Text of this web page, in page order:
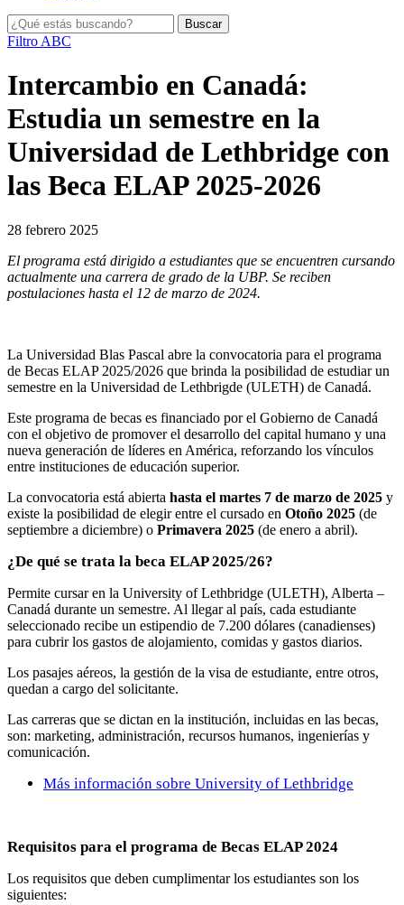
Filtro ABC
Intercambio en Canadá:
Estudia un semestre en la
Universidad de Lethbridge con
las Beca ELAP 2025-2026
28 febrero 2025
El programa está dirigido a estudiantes que se encuentren cursando
actualmente una carrera de grado de la UBP. Se reciben
postulaciones hasta el 12 de marzo de 2024.
La Universidad Blas Pascal abre la convocatoria para el programa
de Becas ELAP 2025/2026 que brinda la posibilidad de estudiar un
semestre en la Universidad de Lethbrigde (ULETH) de Canadá.
Este programa de becas es financiado por el Gobierno de Canadá
con el objetivo de promover el desarrollo del capital humano y una
nueva generación de líderes en América, reforzando los vínculos
entre instituciones de educación superior.
La convocatoria está abierta hasta el martes 7 de marzo de 2025 y
existe la posibilidad de elegir entre el cursado en Otoño 2025 (de
septiembre a diciembre) o Primavera 2025 (de enero a abril).
¿De qué se trata la beca ELAP 2025/26?
Permite cursar en la University of Lethbridge (ULETH), Alberta –
Canadá durante un semestre. Al llegar al país, cada estudiante
seleccionado recibe un estipendio de 7.200 dólares (canadienses)
para cubrir los gastos de alojamiento, comidas y gastos diarios.
Los pasajes aéreos, la gestión de la visa de estudiante, entre otros,
quedan a cargo del solicitante.
Las carreras que se dictan en la institución, incluidas en las becas,
son: marketing, administración, recursos humanos, ingenierías y
comunicación.
Más información sobre University of Lethbridge
Requisitos para el programa de Becas ELAP 2024
Los requisitos que deben cumplimentar los estudiantes son los
siguientes: